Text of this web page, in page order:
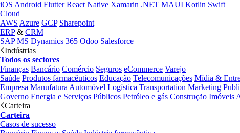
iOS Android Flutter React Native Xamarin .NET MAUI Kotlin Swift
Cloud
AWS Azure GCP Sharepoint
ERP& CRM
SAP MS Dynamics 365 Odoo Salesforce
Indústrias
Todos os sectores
Finanças Bancário Comércio Seguros eCommerce Varejo
Saúde Produtos farmacêuticos Educação Telecomunicações Mídia &
Empresa Manufatura Automóvel Logística Transportation Marketing
Governo Energia e Serviços Públicos Petróleo e gás Construção Imóveis
Carteira
Carteira
Casos de sucesso